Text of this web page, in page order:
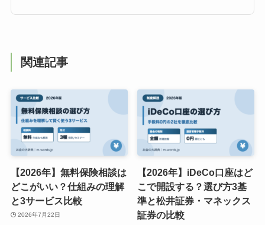
関連記事
【2026年】無料保険相談は
どこがいい？仕組みの理解
と3サービス比較
2026年7月22日
【2026年】iDeCo口座はど
こで開設する？選び方3基
準と松井証券・マネックス
証券の比較